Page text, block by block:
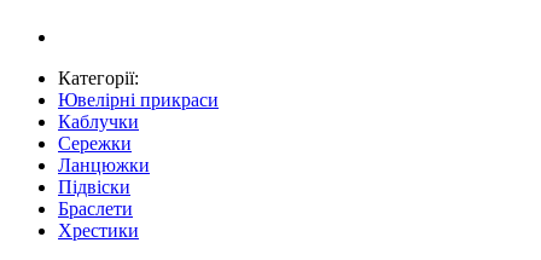
Категорії:
Ювелірні прикраси
Каблучки
Сережки
Ланцюжки
Підвіски
Браслети
Хрестики